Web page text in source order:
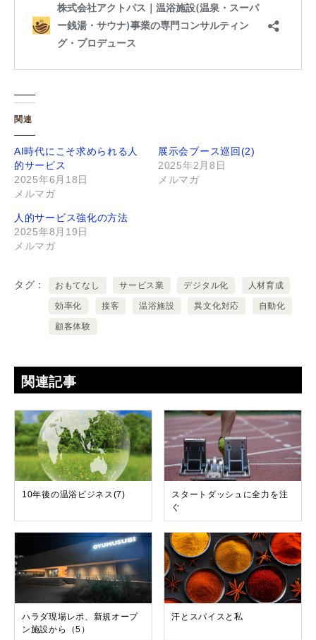
関連
AI時代にこそ求められる人
的サービス
2025年6月18日
メルマガ
展示会ブース巡回(2)
2025年2月8日
メルマガ
人的サービス強化の方法
2025年8月19日
メルマガ
タグ おもてなし サービス業 デジタル化 人材育成
効率化 接客 温浴施設 異文化対応 自動化
顧客体験
関連記事
10年後の温浴ビジネス(7)
スタートダッシュに全力を注
ぐ
ハラダ現場レポ、新規オープ
ン施設から（5）
汗とスパイスと私